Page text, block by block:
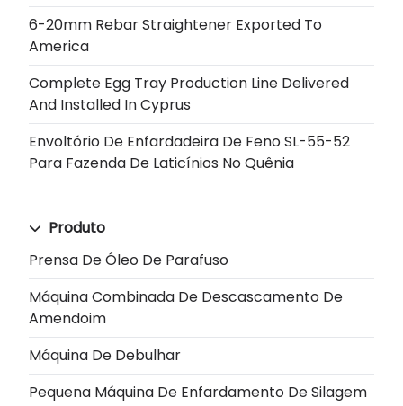
6-20mm Rebar Straightener Exported To
America
Complete Egg Tray Production Line Delivered
And Installed In Cyprus
Envoltório De Enfardadeira De Feno SL-55-52
Para Fazenda De Laticínios No Quênia
Produto
Prensa De Óleo De Parafuso
Máquina Combinada De Descascamento De
Amendoim
Máquina De Debulhar
Pequena Máquina De Enfardamento De Silagem